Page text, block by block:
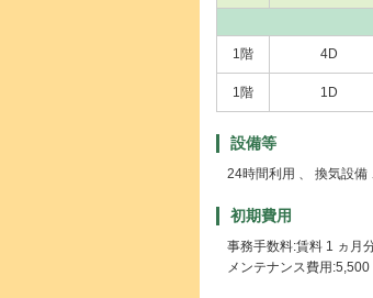
1階 4D
1階 1D
設備等
24時間利用 、 換気設備
初期費用
事務手数料:賃料 1 ヵ月
メンテナンス費用:5,500